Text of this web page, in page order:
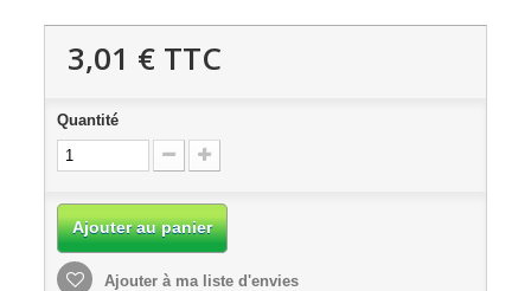
3,01 € TTC
Quantité
Ajouter au panier
Ajouter à ma liste d'envies